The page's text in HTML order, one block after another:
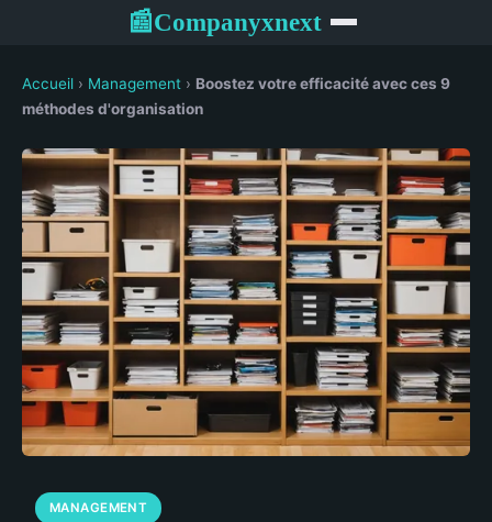
📰Companyxnext
Accueil › Management › Boostez votre efficacité avec ces 9
méthodes d'organisation
MANAGEMENT